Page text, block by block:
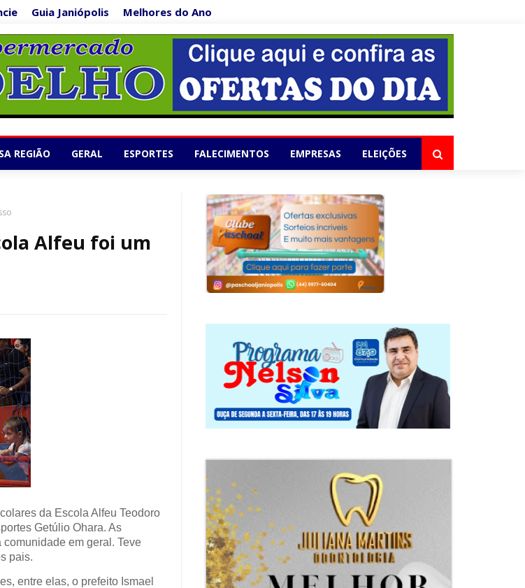
Guia Janiópolis Melhores do Ano
REGIÃO GERAL ESPORTES FALECIMENTOS EMPRESAS ELEIÇÕES
Alfeu foi um
da Escola Alfeu Teodoro
Getúlio Ohara. As
em geral. Teve
pais.
entre elas, o prefeito Ismael